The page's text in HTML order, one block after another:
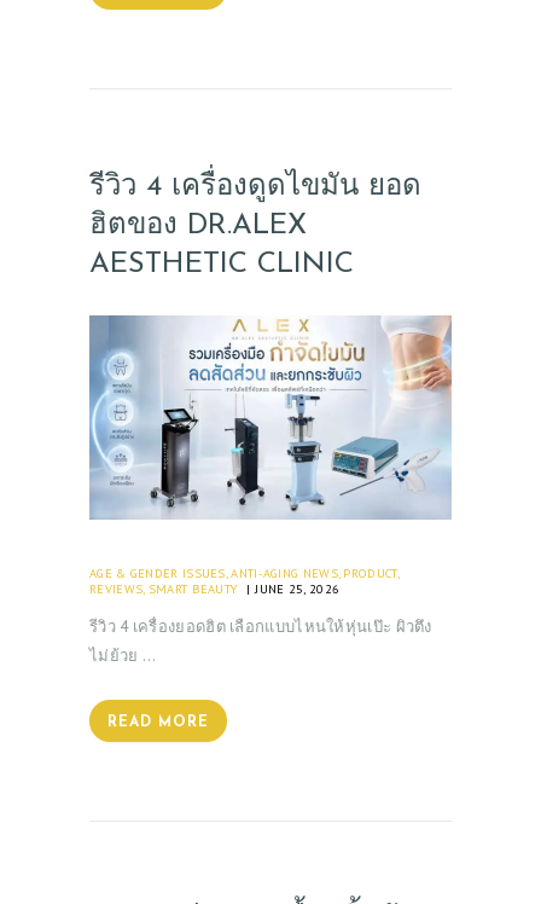
รีวิว 4 เครื่องดูดไขมัน ยอด
ฮิตของ DR.ALEX
AESTHETIC CLINIC
AGE & GENDER ISSUES,ANTI-AGING NEWS, PRODUCT,
REVIEWS, SMART BEAUTY JUNE 25, 2026
รีวิว 4 เครื่องยอดฮิต เลือกแบบไหนให้หุ่นเป๊ะ ผิวตึง
ไม่ย้วย …
READ MORE